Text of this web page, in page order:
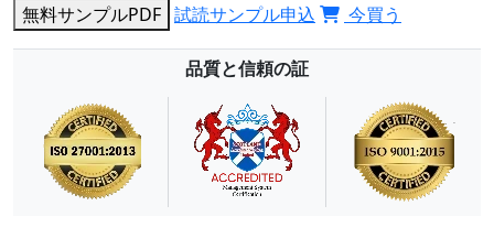
無料サンプルPDF 試読サンプル申込 今買う
品質と信頼の証